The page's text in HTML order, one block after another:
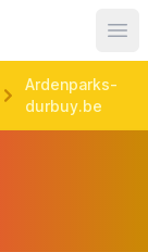
Ardenparks-
durbuy.be